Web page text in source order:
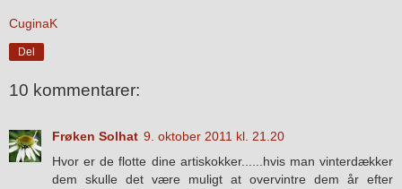
CuginaK
Del
10 kommentarer:
Frøken Solhat 9. oktober 2011 kl. 21.20
Hvor er de flotte dine artiskokker......hvis man vinterdækker
dem skulle det være muligt at overvintre dem år efter